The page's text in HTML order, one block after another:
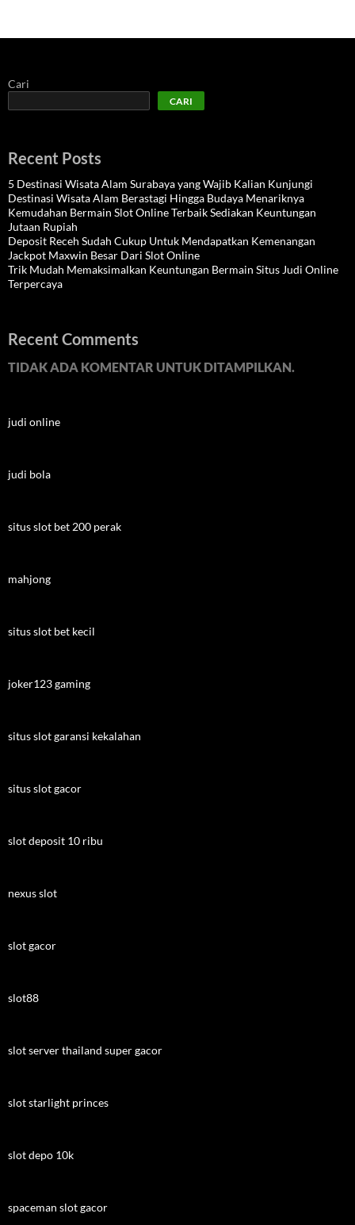
Cari
CARI
Recent Posts
5 Destinasi Wisata Alam Surabaya yang Wajib Kalian Kunjungi
Destinasi Wisata Alam Berastagi Hingga Budaya Menariknya
Kemudahan Bermain Slot Online Terbaik Sediakan Keuntungan
Jutaan Rupiah
Deposit Receh Sudah Cukup Untuk Mendapatkan Kemenangan
Jackpot Maxwin Besar Dari Slot Online
Trik Mudah Memaksimalkan Keuntungan Bermain Situs Judi Online
Terpercaya
Recent Comments
TIDAK ADA KOMENTAR UNTUK DITAMPILKAN.
judi online
judi bola
situs slot bet 200 perak
mahjong
situs slot bet kecil
joker123 gaming
situs slot garansi kekalahan
situs slot gacor
slot deposit 10 ribu
nexus slot
slot gacor
slot88
slot server thailand super gacor
slot starlight princes
slot depo 10k
spaceman slot gacor